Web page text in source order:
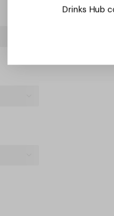
Drinks Hub